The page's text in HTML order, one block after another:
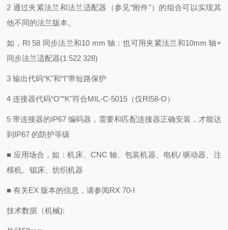
2 通过夹紧法兰和法兰适配器（参见“附件"）的组合可以实现其
他不同的法兰版本。
如，RI 58 同步法兰和10 mm 轴：也可用夹紧法兰和10mm 轴+
同步法兰适配器(1 522 328)
3 输出代码“K"和“I"带短路保护
4 连接器代码“O"“K"符合MIL-C-5015（仅RI58-O）
5 带连接器的IP67 编码器，需要和匹配连接器正确安装，才能达
到IP67 的防护等级
■ 应用场合，如：机床、CNC 轴、包装机器、电机/ 驱动器、注
模机、锯床、纺织机器
■ 有关EX 版本的信息，请参阅RX 70-I
技术数据（机械):